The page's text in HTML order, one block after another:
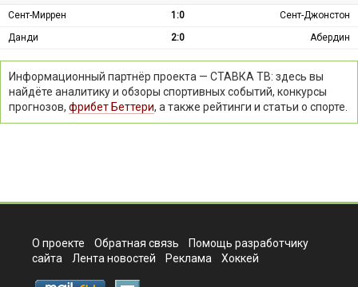
Сент-Миррен 1:0
Сент-Джонстон
Данди
2:0 Абердин
Информационный партнёр проекта — СТАВКА ТВ: здесь вы
найдёте аналитику и обзоры спортивных событий, конкурсы
прогнозов, фрибет Беттери, а также рейтинги и статьи о спорте.
О проекте Обратная связь
Помощь разработчику
сайта
Лента новостей Реклама Хоккей